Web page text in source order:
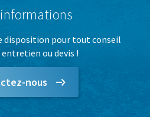
disposition pour tout conseil
ou devis !
nous